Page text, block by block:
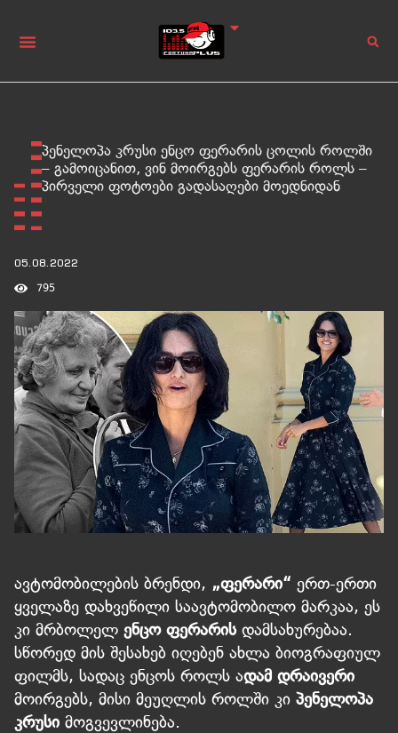
პენელოპა კრუსი ენცო ფერარის ცოლის როლში
– გამოიცანით, ვინ მოირგებს ფერარის როლს –
პირველი ფოტოები გადასაღები მოედნიდან
05.08.2022
795
ავტომობილების ბრენდი, „ფერარი“ ერთ-ერთი
ყველაზე დახვეწილი საავტომობილო მარკაა, ეს
კი მრბოლელ ენცო ფერარისდამსახურებაა.
სწორედ მის შესახებ იღებენ ახლა ბიოგრაფიულ
ფილმს, სადაც ენცოს როლს ადამ დრაივერი
მოირგებს, მისი მეუღლის როლში კი პენელოპა
კრუსი მოგვევლინება.